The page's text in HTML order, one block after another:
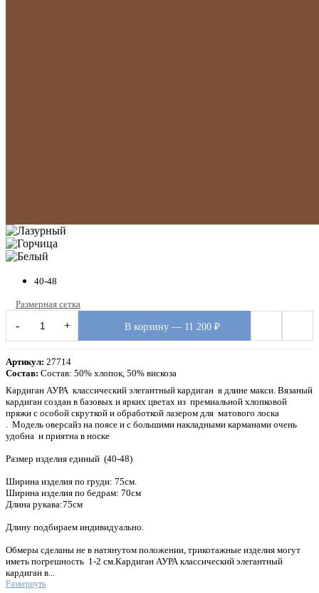
40-48
Размерная сетка
- + В корзину — 11 200 ₽
Артикул: 27714
Состав: Состав: 50% хлопок, 50% вискоза
Кардиган АУРА классический элегантный кардиган в длине макси. Вязаный
кардиган создан в базовых и ярких цветах из премиальной хлопковой
пряжи с особой скруткой и обработкой лазером для матового лоска
. Модель оверсайз на поясе и с большими накладными карманами очень
удобна и приятна в носке
Размер изделия единый (40-48)
Ширина изделия по груди: 75см.
Ширина изделия по бедрам: 70см
Длина рукава:75см
Длину подбираем индивидуально.
Обмеры сделаны не в натянутом положении, трикотажные изделия могут
иметь погрешность 1-2 см.Кардиган АУРА классический элегантный
кардиган в...
Развернуть